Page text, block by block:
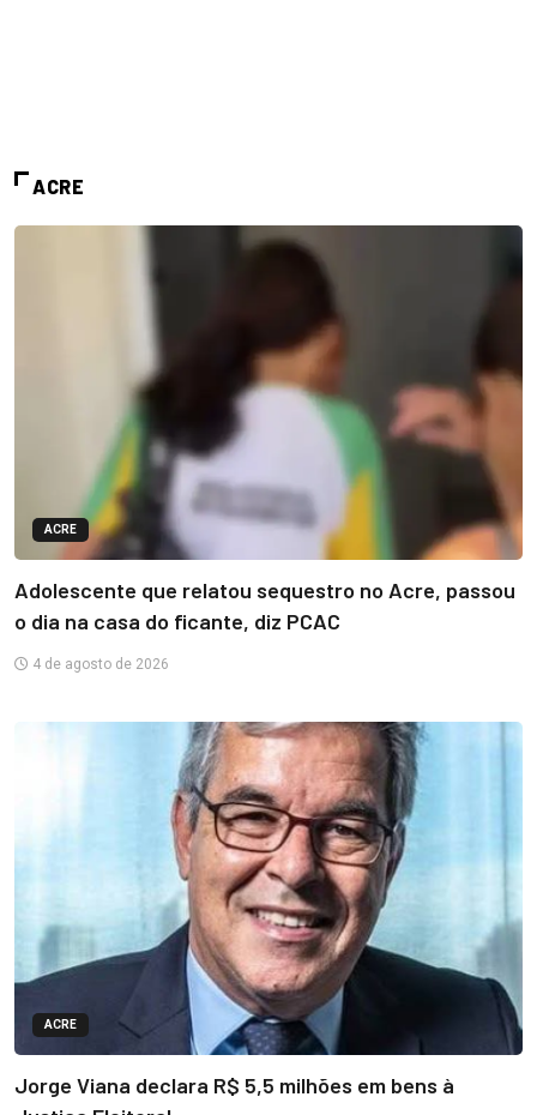
ACRE
ACRE
Adolescente que relatou sequestro no Acre, passou
o dia na casa do ficante, diz PCAC
4 de agosto de 2026
ACRE
Jorge Viana declara R$ 5,5 milhões em bens à